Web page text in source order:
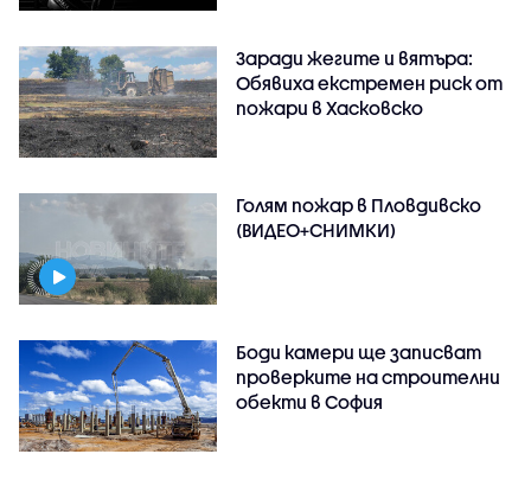
Заради жегите и вятъра:
Обявиха екстремен риск от
пожари в Хасковско
Голям пожар в Пловдивско
(ВИДЕО+СНИМКИ)
Боди камери ще записват
проверките на строителни
обекти в София